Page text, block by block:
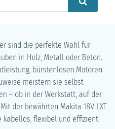
sind die perfekte Wahl für
in Holz, Metall oder Beton.
bürstenlosen Motoren
meistern sie selbst
– ob in der Werkstatt, auf der
der bewährten Makita 18V LXT
kabellos, flexibel und effizient.